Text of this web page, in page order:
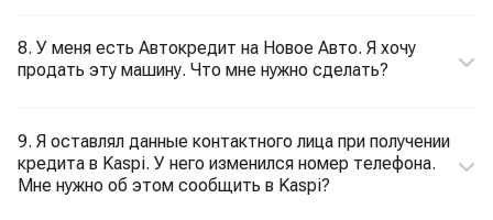
8. У меня есть Автокредит на Новое Авто. Я хочу
продать эту машину. Что мне нужно сделать?
9. Я оставлял данные контактного лица при получении
кредита в Kaspi. У него изменился номер телефона.
Мне нужно об этом сообщить в Kaspi?